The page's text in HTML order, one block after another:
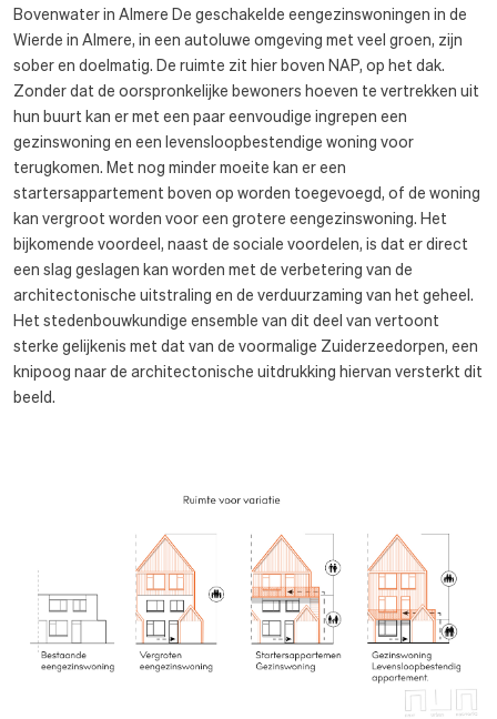
Bovenwater in Almere De geschakelde eengezinswoningen in de
Wierde in Almere, in een autoluwe omgeving met veel groen, zijn
sober en doelmatig. De ruimte zit hier boven NAP, op het dak.
Zonder dat de oorspronkelijke bewoners hoeven te vertrekken uit
hun buurt kan er met een paar eenvoudige ingrepen een
gezinswoning en een levensloopbestendige woning voor
terugkomen. Met nog minder moeite kan er een
startersappartement boven op worden toegevoegd, of de woning
kan vergroot worden voor een grotere eengezinswoning. Het
bijkomende voordeel, naast de sociale voordelen, is dat er direct
een slag geslagen kan worden met de verbetering van de
architectonische uitstraling en de verduurzaming van het geheel.
Het stedenbouwkundige ensemble van dit deel van vertoont
sterke gelijkenis met dat van de voormalige Zuiderzeedorpen, een
knipoog naar de architectonische uitdrukking hiervan versterkt dit
beeld.